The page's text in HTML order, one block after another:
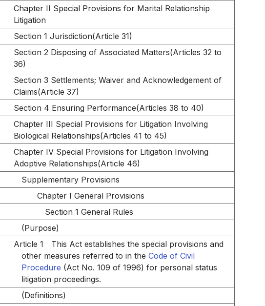
Chapter II Special Provisions for Marital Relationship
Litigation
Section 1 Jurisdiction(Article 31)
Section 2 Disposing of Associated Matters(Articles 32 to
36)
Section 3 Settlements; Waiver and Acknowledgement of
Claims(Article 37)
Section 4 Ensuring Performance(Articles 38 to 40)
Chapter III Special Provisions for Litigation Involving
Biological Relationships(Articles 41 to 45)
Chapter IV Special Provisions for Litigation Involving
Adoptive Relationships(Article 46)
Supplementary Provisions
Chapter I General Provisions
Section 1 General Rules
(Purpose)
Article 1
This Act establishes the special provisions and
other measures referred to in theCode of Civil
Procedure (Act No. 109 of 1996) for personal status
litigation proceedings.
(Definitions)